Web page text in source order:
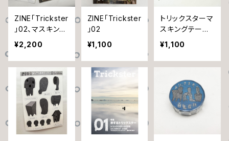
ZINE「Trickster
」02、マスキング
テープ、トリック
スターシールセ
ット販売
¥2,200
ZINE「Trickster
」02
¥1,100
トリックスターマ
スキングテープ
「緑 」
¥1,100